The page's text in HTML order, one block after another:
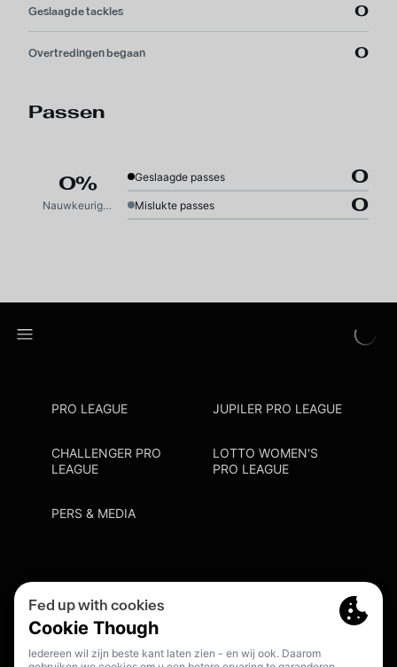
Geslaagde tackles 0
Overtredingen begaan 0
Passen
0%
Nauwkeurigheid
Geslaagde passes 0
Mislukte passes 0
PRO LEAGUE JUPILER PRO LEAGUE
CHALLENGER PRO
LEAGUE
LOTTO WOMEN'S
PRO LEAGUE
PERS & MEDIA
Cookie Policy
Meldpunt Racisme En Discriminatie